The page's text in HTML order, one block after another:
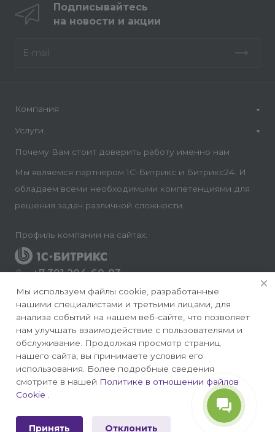
Подписывайтесь
на новости и акции
Компания
Услуги
Почему Вам стоит доверить работу именно нам
Мы являемся партнером 1С-Битрикс и Битрикс24. И
обладаем всеми необходимыми компетенциями для
решения задач различной сложности.
Профиль компании на сайтах:
+7 391 204-60-83
Заказать звонок
info@conversite.ru
г. Красноярск, ул. Ладо Кецховели 22а, офис 8-28/1
© 2026 Конверсайт - Разработка и продвижение
сайтов на 1С-Битрикс
Мы используем файлы cookie, разработанные
нашими специалистами и третьими лицами, для
анализа событий на нашем веб-сайте, что позволяет
нам улучшать взаимодействие с пользователями и
обслуживание. Продолжая просмотр страниц
нашего сайта, вы принимаете условия его
использования. Более подробные сведения
смотрите в нашей Политике в отношении файлов
Cookie
Принять Отклонить